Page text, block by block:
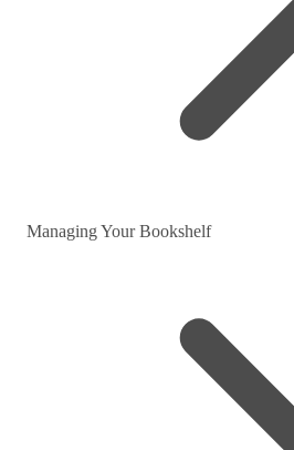
Managing Your Bookshelf